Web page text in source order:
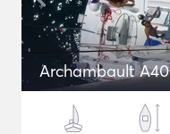
Archambault A40